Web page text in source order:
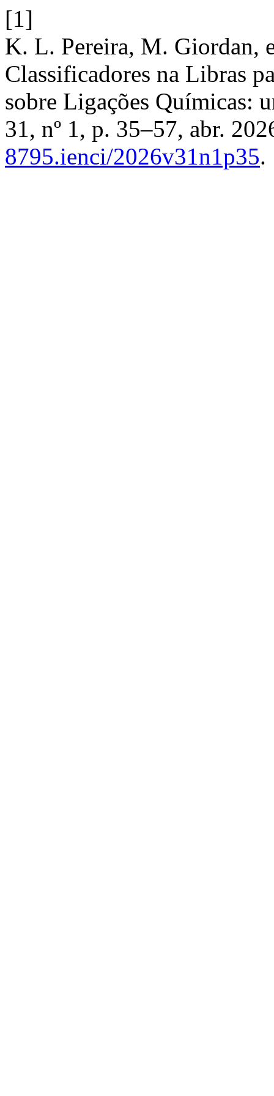
[1]
K. L. Pereira, M. Giordan,
Classificadores na Libras
sobre Ligações Químicas:
31, nº 1, p. 35–57, abr.
8795.ienci/2026v31n1p35.